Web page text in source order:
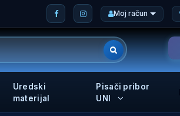
Moj račun
Uredski
materijal
Pisači pribor
UNI